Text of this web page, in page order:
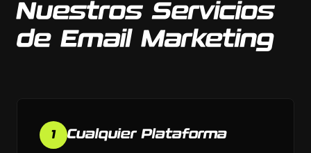
Nuestros Servicios
de Email Marketing
1 Cualquier Plataforma